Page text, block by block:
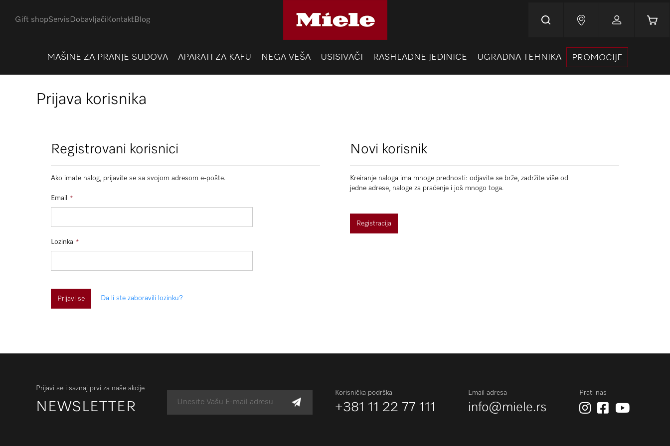
Gift shopServis Dobavljači Kontakt Blog
MAŠINE ZA PRANJE SUDOVA APARATI ZA KAFU NEGA VEŠA USISIVAČI RASHLADNE JEDINICE UGRADNA TEHNIKA PROMOCIJE
Prijava korisnika
Registrovani korisnici
Ako imate nalog, prijavite se sa svojom adresom e-pošte.
Email
Lozinka
Prijavi se Da li ste zaboravili lozinku?
Novi korisnik
Kreiranje naloga ima mnoge prednosti: odjavite se brže, zadržite više od
jedne adrese, naloge za praćenje i još mnogo toga.
Registracija
Prijavi se i saznaj prvi za naše akcije
NEWSLETTER
Korisnička podrška
+381 11 22 77 111
Email adresa
info@miele.rs
Prati nas